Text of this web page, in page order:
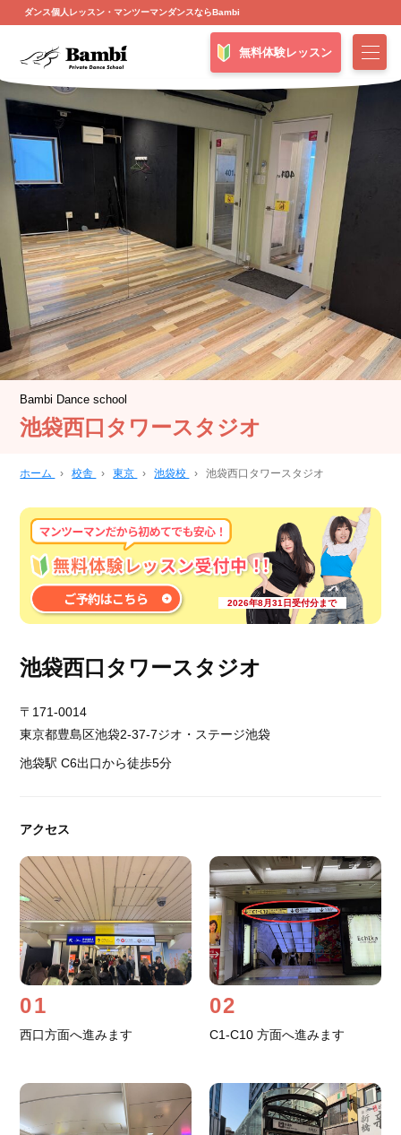
ダンス個人レッスン・マンツーマンダンスならBambi
無料体験レッスン
Bambi Dance school
池袋西口タワースタジオ
ホーム › 校舎 › 東京 › 池袋校 › 池袋西口タワースタジオ
2026年8月31日受付分まで
池袋西口タワースタジオ
〒171-0014
東京都豊島区池袋2-37-7ジオ・ステージ池袋
池袋駅 C6出口から徒歩5分
アクセス
01
西口方面へ進みます
02
C1-C10 方面へ進みます